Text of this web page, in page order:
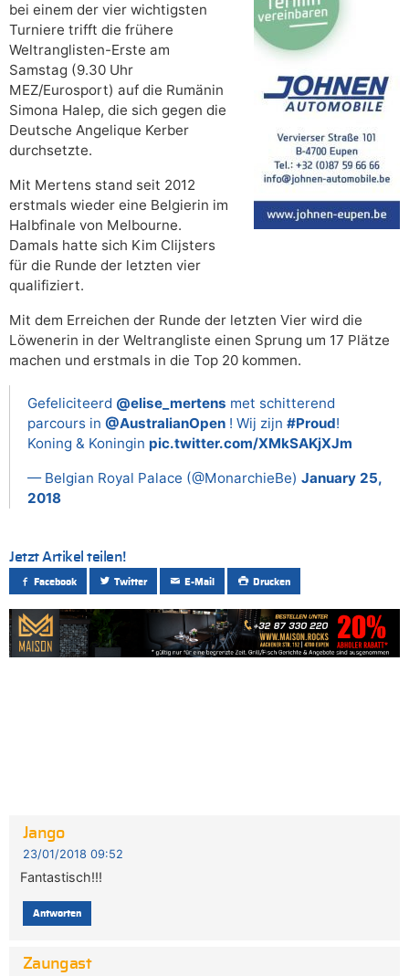
bei einem der vier wichtigsten
Turniere trifft die frühere
Weltranglisten-Erste am
Samstag (9.30 Uhr
MEZ/Eurosport) auf die Rumänin
Simona Halep, die sich gegen die
Deutsche Angelique Kerber
durchsetzte.
Mit Mertens stand seit 2012
erstmals wieder eine Belgierin im
Halbfinale von Melbourne.
Damals hatte sich Kim Clijsters
für die Runde der letzten vier
qualifiziert.
Mit dem Erreichen der Runde der letzten Vier wird die
Löwenerin in der Weltrangliste einen Sprung um 17 Plätze
machen und erstmals in die Top 20 kommen.
Gefeliciteerd @elise_mertens met schitterend
parcours in @AustralianOpen ! Wij zijn #Proud!
Koning & Koningin pic.twitter.com/XMkSAKjXJm
— Belgian Royal Palace (@MonarchieBe) January 25,
2018
Jetzt Artikel teilen!
Facebook Twitter E-Mail Drucken
Jango
23/01/2018 09:52
Fantastisch!!!
Antworten
Zaungast